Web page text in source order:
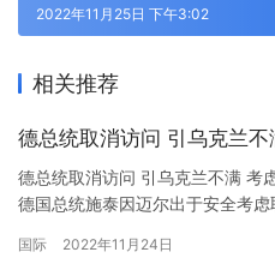
2022年11月25日 下午3:02
相关推荐
德总统取消访问 引乌克兰
德总统取消访问 引乌克兰不满 考
德国总统施泰因迈尔出于安全考
外交部、内政部和安全机构都建议
国际 2022年11月24日